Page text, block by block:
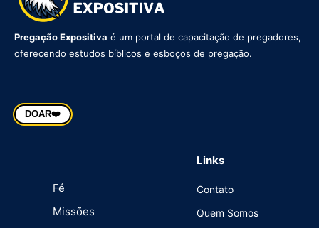
Pregação Expositiva é um portal de capacitação de pregadores,
oferecendo estudos bíblicos e esboços de pregação.
DOAR❤️
Fé
Missões
Links
Contato
Quem Somos